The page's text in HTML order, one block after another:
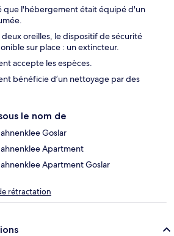
que l'hébergement était équipé d'un
deux oreilles, le dispositif de sécurité
sur place : un extincteur.
accepte les espèces.
bénéficie d’un nettoyage par des
le nom de
Goslar
Apartment
Apartment Goslar
rétractation